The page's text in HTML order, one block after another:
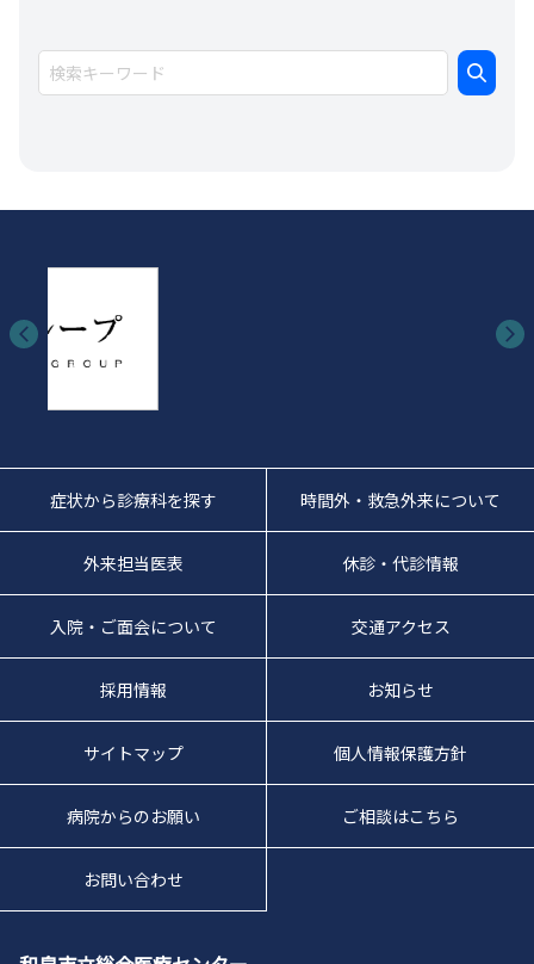
症状から診療科を探す 時間外・救急外来について
外来担当医表 休診・代診情報
入院・ご面会について 交通アクセス
採用情報 お知らせ
サイトマップ 個人情報保護方針
病院からのお願い ご相談はこちら
お問い合わせ